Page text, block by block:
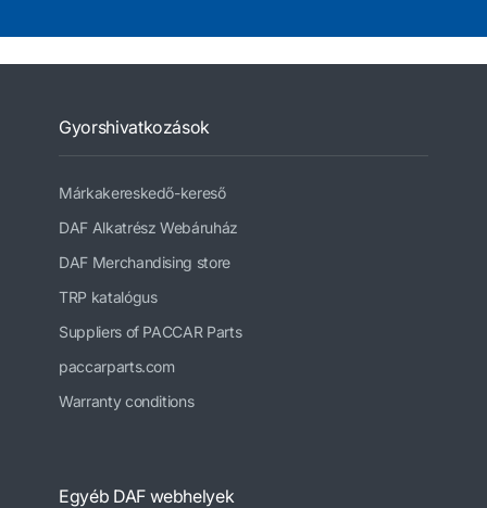
Gyorshivatkozások
Márkakereskedő-kereső
DAF Alkatrész Webáruház
DAF Merchandising store
TRP katalógus
Suppliers of PACCAR Parts
paccarparts.com
Warranty conditions
Egyéb DAF webhelyek